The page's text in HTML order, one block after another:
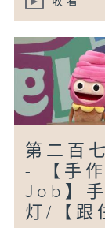
第二百
- 【手
Job】
灯/【跟